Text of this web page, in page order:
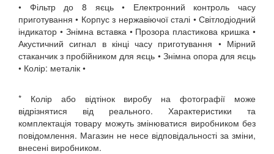
• Фільтр до 8 яєць • Електронний контроль часу
приготування • Корпус з нержавіючої сталі • Світлодіодний
індикатор • Знімна вставка • Прозора пластикова кришка •
Акустичний сигнал в кінці часу приготування • Мірний
стаканчик з пробійником для яєць • Знімна опора для яєць
• Колір: металік •
* Колір або відтінок виробу на фотографії може
відрізнятися від реального. Характеристики та
комплектація товару можуть змінюватися виробником без
повідомлення. Магазин не несе відповідальності за зміни,
внесені виробником.